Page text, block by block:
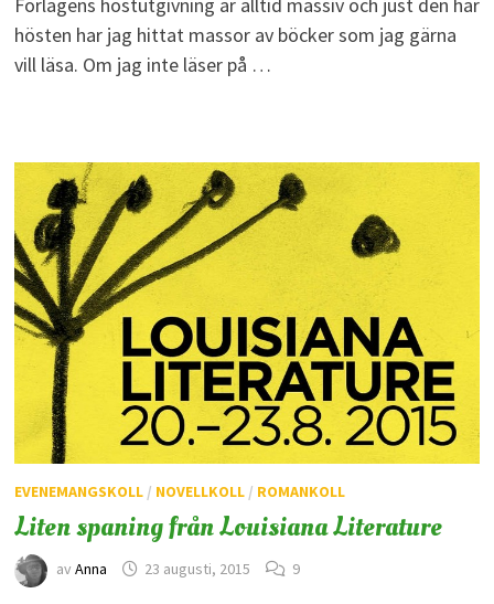
Förlagens höstutgivning är alltid massiv och just den här
hösten har jag hittat massor av böcker som jag gärna
vill läsa. Om jag inte läser på …
EVENEMANGSKOLL/ NOVELLKOLL/ ROMANKOLL
Liten spaning från Louisiana Literature
av Anna 23 augusti, 2015 9